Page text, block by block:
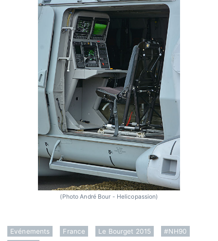
(Photo André Bour - Helicopassion)
Evénements France Le Bourget 2015
#NH90